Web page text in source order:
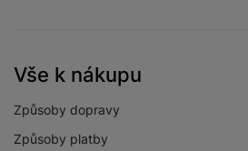
Vše k nákupu
Způsoby dopravy
Způsoby platby